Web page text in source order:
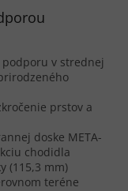
podporu v strednej
prstov a
doske META-
chodidla
(115,3 mm)
teréne